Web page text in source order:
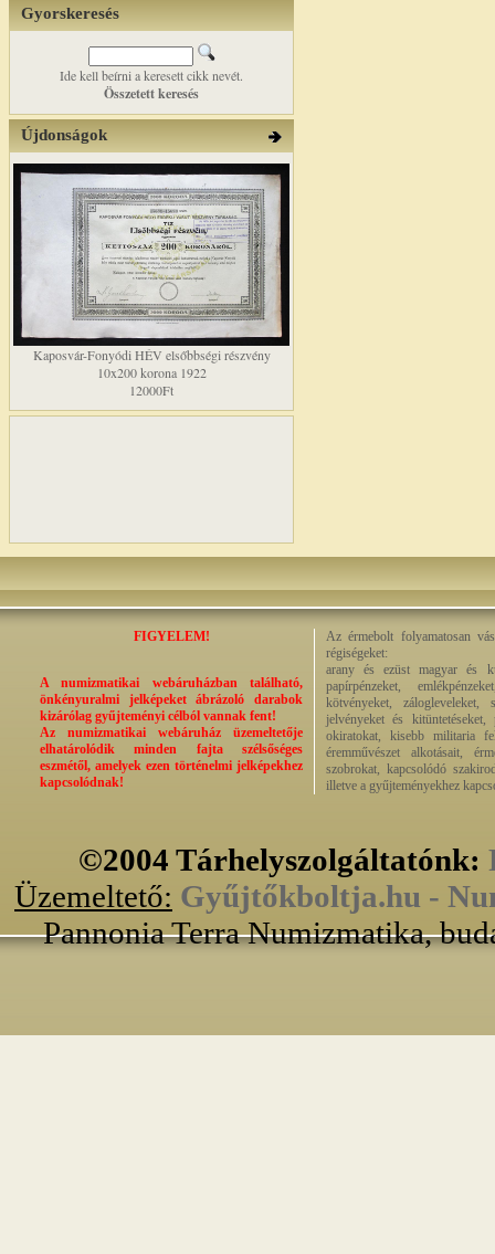
Gyorskeresés
Ide kell beírni a keresett cikk nevét.
Összetett keresés
Újdonságok
Kaposvár-Fonyódi HÉV elsőbbségi részvény
10x200 korona 1922
12000Ft
FIGYELEM!
A numizmatikai webáruházban található,
önkényuralmi jelképeket ábrázoló darabok
kizárólag gyűjteményi célból vannak fent!
Az numizmatikai webáruház üzemeltetője
elhatárolódik minden fajta szélsőséges
eszmétől, amelyek ezen történelmi jelképekhez
kapcsolódnak!
Az érmebolt folyamatosan
régiségeket:
arany és ezüst magyar és
papírpénzeket,
kötvényeket,
jelvényeket és kitüntetéseket,
okiratokat, kisebb militaria
éremművészet alkotásait,
szobrokat, kapcsolódó
illetve a gyűjteményekhez
©2004 Tárhelyszolgáltatónk:
Üzemeltető: Gyűjtőkboltja.hu -
Pannonia Terra Numizmatika,